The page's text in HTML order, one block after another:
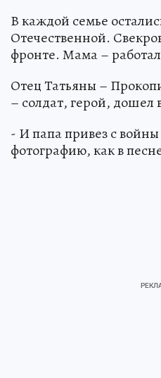
В каждой семье
Отечественной.
фронте. Мама –
Отец Татьяны –
– солдат, герой, дошел
- И папа привез с
фотографию, как в